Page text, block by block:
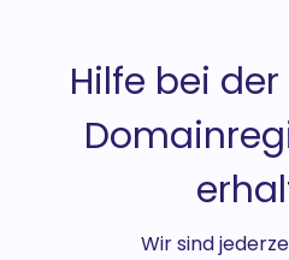
Hilfe bei
Wir sind